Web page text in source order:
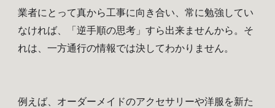
業者にとって真から工事に向き合い、常に勉強してい
なければ、「逆手順の思考」すら出来ませんから。そ
れは、一方通行の情報では決してわかりません。
例えば、オーダーメイドのアクセサリーや洋服を新た